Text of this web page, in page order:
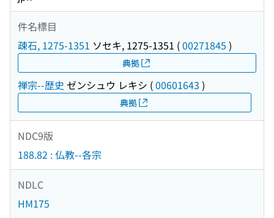
件名標目
疎石, 1275-1351 ソセキ, 1275-1351 (00271845 )
典拠
禅宗--歴史 ゼンシュウ レキシ (00601643 )
典拠
NDC9版
188.82 : 仏教--各宗
NDLC
HM175